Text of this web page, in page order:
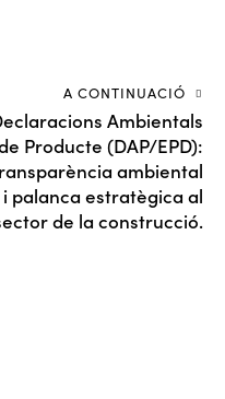
A CONTINUACIÓ
Ambientals
Producte (DAP/EPD):
ambiental
i palanca estratègica al
de la construcció.